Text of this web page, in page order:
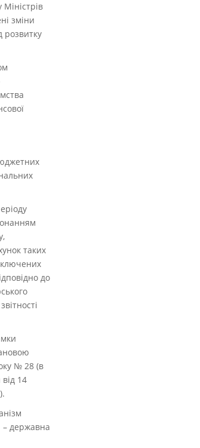
зміни
розвитку
таких
до
№ 28 (в
14
– державна